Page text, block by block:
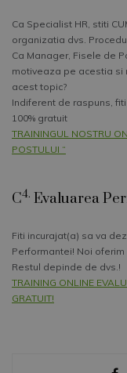
Ca Specialist HR, stiti
organizatia dvs.
Ca Manager, Fisele de
motiveaza pe acestia si
acest topic?
Indiferent de raspuns,
100% gratuit
TRAININGUL NOSTRU
POSTULUI “
C4. Evaluarea
Fiti incurajat(a) sa va
Performantei! Noi oferim
Restul depinde de dvs.!
TRAINING ONLINE
GRATUIT!